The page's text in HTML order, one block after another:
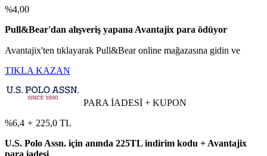
%4,00
Pull&Bear'dan alışveriş yapana Avantajix para ödüyor
Avantajix'ten tıklayarak Pull&Bear online mağazasına gidin ve
TIKLA KAZAN
PARA İADESİ + KUPON
%6,4 + 225,0 TL
U.S. Polo Assn. için anında 225TL indirim kodu + Avantajix
para iadesi